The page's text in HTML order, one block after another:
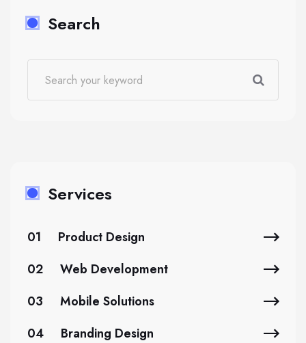
Search
Services
01
Product Design
02
Web Development
03
Mobile Solutions
04
Branding Design